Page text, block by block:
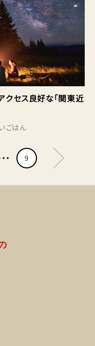
クセス良好な「関東近
ごはん
9